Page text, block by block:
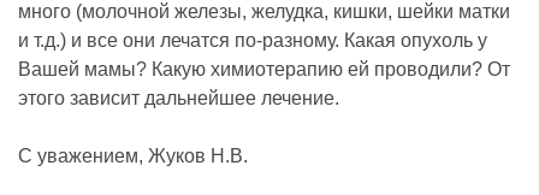
много (молочной железы, желудка, кишки, шейки матки
и т.д.) и все они лечатся по-разному. Какая опухоль у
Вашей мамы? Какую химиотерапию ей проводили? От
этого зависит дальнейшее лечение.
С уважением, Жуков Н.В.